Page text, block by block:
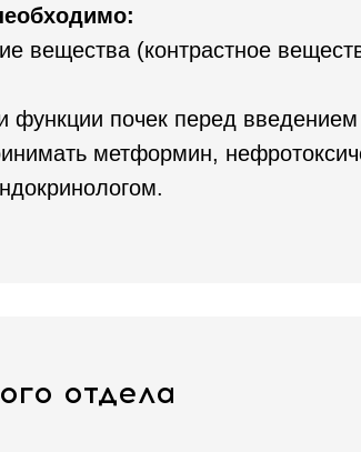
вещества (контрастное
почек перед введением
метформин,
отдела